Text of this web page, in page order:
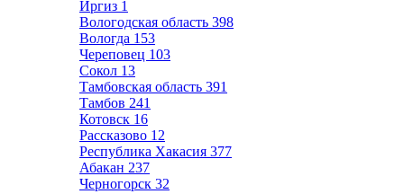
Иргиз 1
Вологодская область 398
Вологда 153
Череповец 103
Сокол 13
Тамбовская область 391
Тамбов 241
Котовск 16
Рассказово 12
Республика Хакасия 377
Абакан 237
Черногорск 32